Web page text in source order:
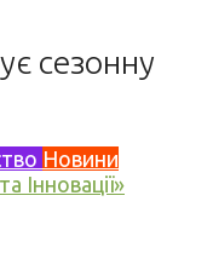
сезонну
Новини
Інновації»